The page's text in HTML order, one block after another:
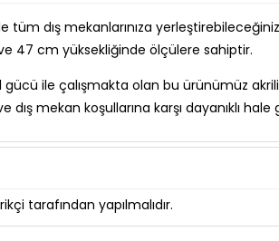
tüm dış mekanlarınıza
47 cm yüksekliğinde ölçülere sahiptir.
ile çalışmakta olan bu ürünümüz
mekan koşullarına karşı dayanıklı hale
tarafından yapılmalıdır.